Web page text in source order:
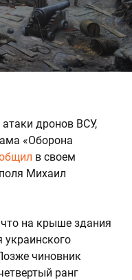
дронов ВСУ,
«Оборона
в своем
Михаил
на крыше здания
украинского
чиновник
ранг